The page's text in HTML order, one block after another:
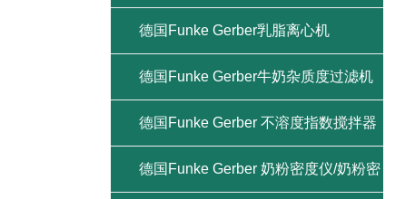
德国Funke Gerber乳脂离心机
德国Funke Gerber牛奶杂质度过滤机
德国Funke Gerber 不溶度指数搅拌器
德国Funke Gerber 奶粉密度仪/奶粉密